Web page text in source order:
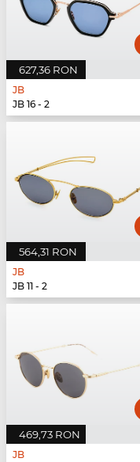
627,36 RON
JB
JB 16 - 2
564,31 RON
JB
JB 11 - 2
469,73 RON
JB